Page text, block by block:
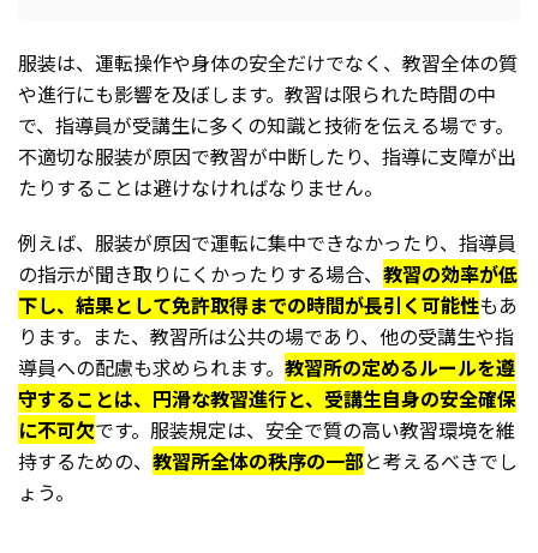
服装は、運転操作や身体の安全だけでなく、教習全体の質
や進行にも影響を及ぼします。教習は限られた時間の中
で、指導員が受講生に多くの知識と技術を伝える場です。
不適切な服装が原因で教習が中断したり、指導に支障が出
たりすることは避けなければなりません。
例えば、服装が原因で運転に集中できなかったり、指導員
の指示が聞き取りにくかったりする場合、 教習の効率が低
下し、結果として免許取得までの時間が長引く可能性もあ
ります。また、教習所は公共の場であり、他の受講生や指
導員への配慮も求められます。 教習所の定めるルールを遵
守することは、円滑な教習進行と、受講生自身の安全確保
に不可欠です。服装規定は、安全で質の高い教習環境を維
持するための、 教習所全体の秩序の一部と考えるべきでし
ょう。